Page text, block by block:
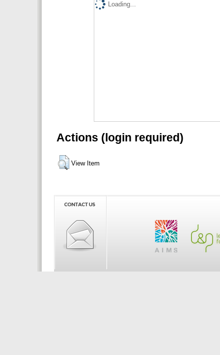
Loading...
Actions (login required)
View Item